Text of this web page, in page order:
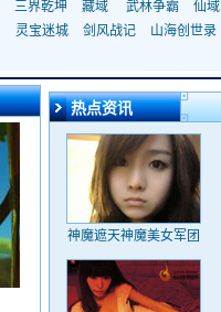
三界乾坤 藏域 武林争霸 仙域
灵宝迷城 剑风战记 山海创世录
热点资讯
神魔遮天神魔美女军团